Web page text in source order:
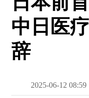
中日医
辞
2025-06-12 08:59